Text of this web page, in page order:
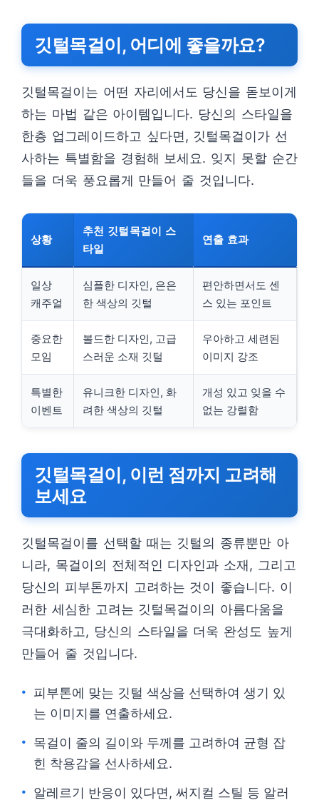
깃털목걸이, 어디에 좋을까요?
깃털목걸이는 어떤 자리에서도 당신을 돋보이게
하는 마법 같은 아이템입니다. 당신의 스타일을
한층 업그레이드하고 싶다면, 깃털목걸이가 선
사하는 특별함을 경험해 보세요. 잊지 못할 순간
들을 더욱 풍요롭게 만들어 줄 것입니다.
상황
추천 깃털목걸이 스
타일
연출 효과
일상
캐주얼
심플한 디자인, 은은
한 색상의 깃털
편안하면서도 센
스 있는 포인트
중요한
모임
볼드한 디자인, 고급
스러운 소재 깃털
우아하고 세련된
이미지 강조
특별한
이벤트
유니크한 디자인, 화
려한 색상의 깃털
개성 있고 잊을 수
없는 강렬함
깃털목걸이, 이런 점까지 고려해
보세요
깃털목걸이를 선택할 때는 깃털의 종류뿐만 아
니라, 목걸이의 전체적인 디자인과 소재, 그리고
당신의 피부톤까지 고려하는 것이 좋습니다. 이
러한 세심한 고려는 깃털목걸이의 아름다움을
극대화하고, 당신의 스타일을 더욱 완성도 높게
만들어 줄 것입니다.
피부톤에 맞는 깃털 색상을 선택하여 생기 있
는 이미지를 연출하세요.
목걸이 줄의 길이와 두께를 고려하여 균형 잡
힌 착용감을 선사하세요.
알레르기 반응이 있다면, 써지컬 스틸 등 알러